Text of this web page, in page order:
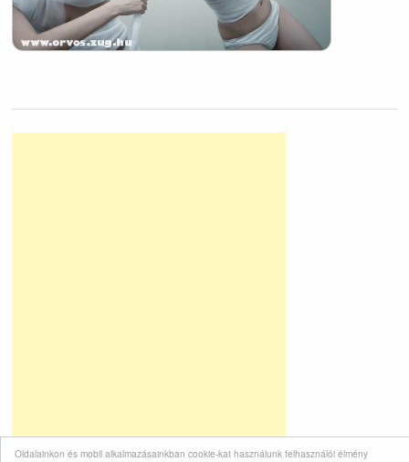
Oldalainkon és mobil alkalmazásainkban cookie-kat használunk felhasználói élmény